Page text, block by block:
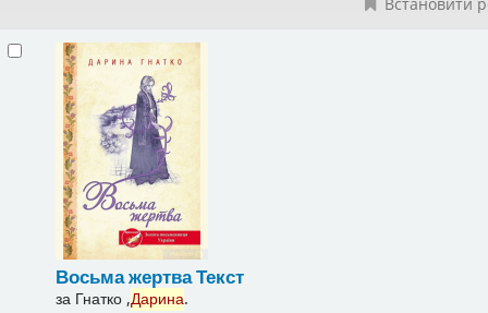
Восьма жертваТекст
за Гнатко ,Дарина.